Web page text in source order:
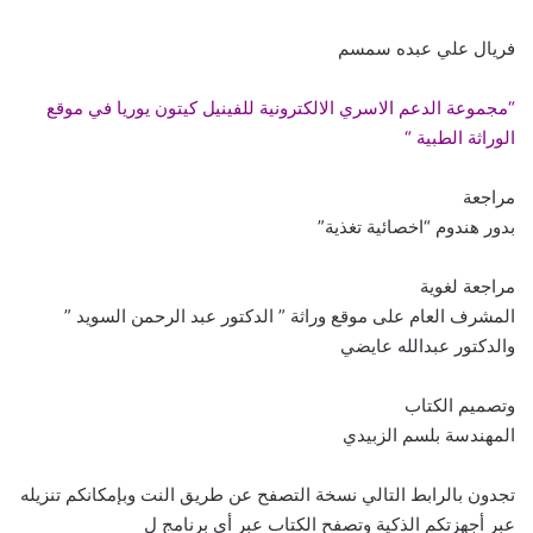
فريال علي عبده سمسم
“مجموعة الدعم الاسري الالكترونية للفينيل كيتون يوريا في موقع
الوراثة الطبية “
مراجعة
بدور هندوم “اخصائية تغذية”
مراجعة لغوية
المشرف العام على موقع وراثة ” الدكتور عبد الرحمن السويد ”
والدكتور عبدالله عايضي
وتصميم الكتاب
المهندسة بلسم الزبيدي
تجدون بالرابط التالي نسخة التصفح عن طريق النت وبإمكانكم تنزيله
عبر أجهزتكم الذكية وتصفح الكتاب عبر أي برنامج ل